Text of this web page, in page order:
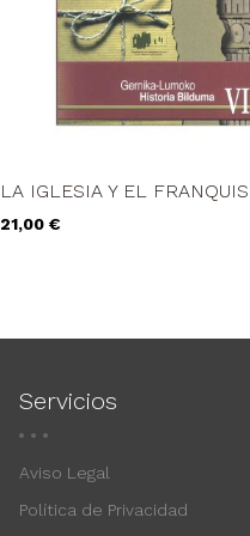
LA IGLESIA Y EL
Precio
21,00 €
Servicios
Aviso Legal
Política de Privacidad